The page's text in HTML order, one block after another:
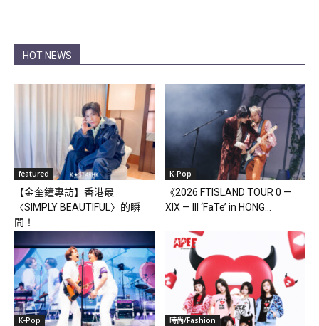
HOT NEWS
featured
【金奎鐘專訪】香港最
〈SIMPLY BEAUTIFUL〉的瞬
間！
K-Pop
《2026 FTISLAND TOUR 0 —
XIX — III ‘FaTe’ in HONG...
K-Pop 時尚/Fashion